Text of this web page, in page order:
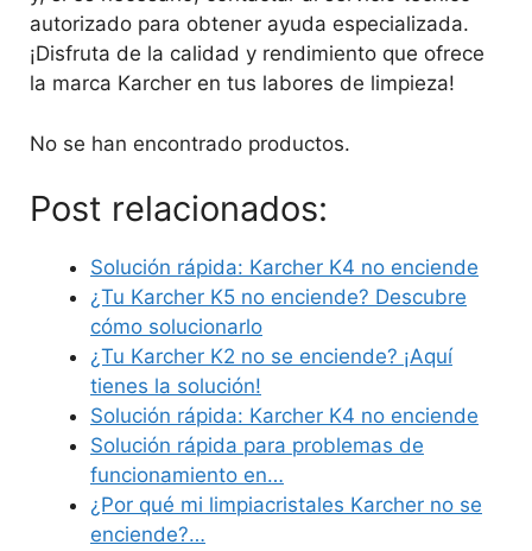
autorizado para obtener ayuda especializada.
¡Disfruta de la calidad y rendimiento que ofrece
la marca Karcher en tus labores de limpieza!
No se han encontrado productos.
Post relacionados:
Solución rápida: Karcher K4 no enciende
¿Tu Karcher K5 no enciende? Descubre
cómo solucionarlo
¿Tu Karcher K2 no se enciende? ¡Aquí
tienes la solución!
Solución rápida: Karcher K4 no enciende
Solución rápida para problemas de
funcionamiento en…
¿Por qué mi limpiacristales Karcher no se
enciende?…